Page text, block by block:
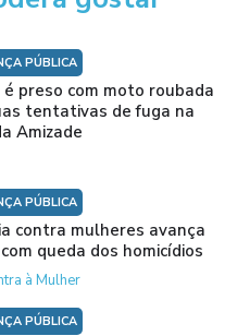
PÚBLICA
é preso com moto roubada
tentativas de fuga na
Amizade
PÚBLICA
contra mulheres avança
queda dos homicídios
à Mulher
PÚBLICA